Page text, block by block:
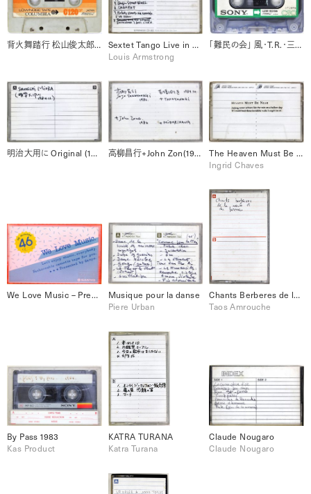
背火舞踏行 松山俊太郎講演（1977）
Sextet Tango Live in Paris (1987/6/30) / Mack the knife, etc.
Louis Armstrong
「難民の会」 風・T.R.・三島（1978/11/25）
明治大用に Original (1984/11 ) 三浦俊一 高柳昌行+John Zon(1986) / 吉増剛造＋TAKAYANAGI+翠川 in 仙台 (1984/10)
The Heaven Must Be Near
Ingrid Chaves
We Love Music – Presented by Sanyo
Musique pour la danse
Piere Urban
Chants Berberes de la Meule et du Fereaux
Taos Amrouche
By Pass 1983
Kas Product
KATRA TURANA
Katra Turana
Claude Nougaro
Claude Nougaro